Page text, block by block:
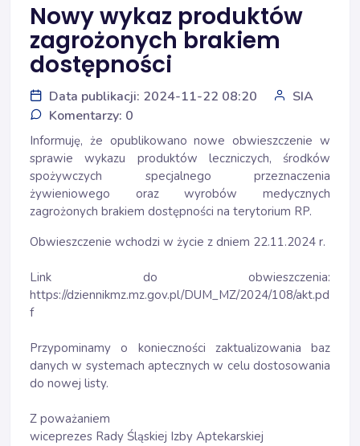
Nowy wykaz produktów
zagrożonych brakiem
dostępności
Data publikacji: 2024-11-22 08:20
SIA
Komentarzy: 0
Informuję, że opublikowano nowe obwieszczenie w
sprawie wykazu produktów leczniczych, środków
spożywczych specjalnego przeznaczenia
żywieniowego oraz wyrobów medycznych
zagrożonych brakiem dostępności na terytorium RP.
Obwieszczenie wchodzi w życie z dniem 22.11.2024 r.
Link do obwieszczenia:
https://dziennikmz.mz.gov.pl/DUM_MZ/2024/108/akt.pd
f
Przypominamy o konieczności zaktualizowania baz
danych w systemach aptecznych w celu dostosowania
do nowej listy.
Z poważaniem
wiceprezes Rady Śląskiej Izby Aptekarskiej